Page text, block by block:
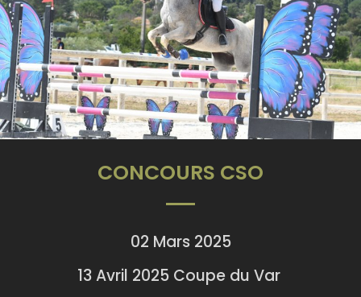
CONCOURS CSO
02 Mars 2025
13 Avril 2025 Coupe du Var